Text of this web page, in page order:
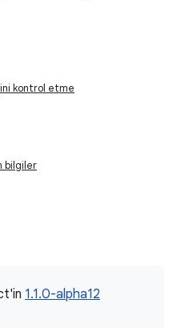
kontrol etme
bilgiler
1.1.0-alpha12